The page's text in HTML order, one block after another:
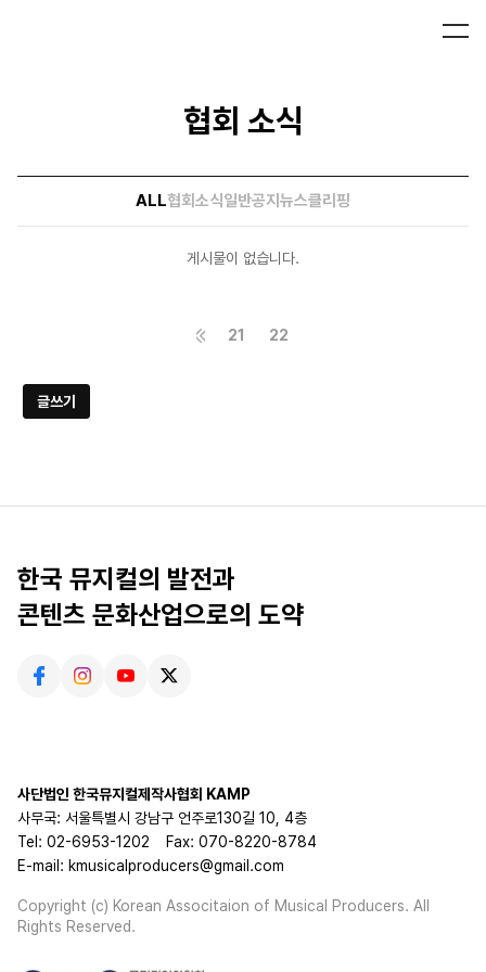
협회 소식
ALL협회소식일반공지 뉴스클리핑
게시물이 없습니다.
21 22
글쓰기
한국 뮤지컬의 발전과
콘텐츠 문화산업으로의 도약
사단법인 한국뮤지컬제작사협회 KAMP
사무국: 서울특별시 강남구 언주로130길 10, 4층
Tel: 02-6953-1202
Fax: 070-8220-8784
E-mail: kmusicalproducers@gmail.com
Copyright (c) Korean Associtaion of Musical Producers. All
Rights Reserved.